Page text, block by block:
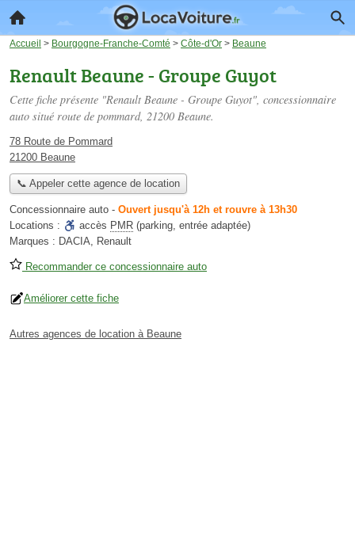
Accueil > Bourgogne-Franche-Comté > Côte-d'Or > Beaune
Renault Beaune - Groupe Guyot
Cette fiche présente "Renault Beaune - Groupe Guyot", concessionnaire
auto situé route de pommard, 21200 Beaune.
78 Route de Pommard
21200 Beaune
📞 Appeler cette agence de location
Concessionnaire auto - Ouvert jusqu'à 12h et rouvre à 13h30
Locations :
accès PMR (parking, entrée adaptée)
Marques : DACIA, Renault
Recommander ce concessionnaire auto
Améliorer cette fiche
Autres agences de location à Beaune